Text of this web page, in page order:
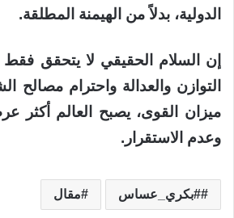
الدولية، بدلاً من الهيمنة المطلقة.
إن السلام الحقيقي لا يتحقق فقط
التوازن والعدالة واحترام مصالح
ميزان القوى، يصبح العالم أكثر
وعدم الاستقرار.
#بكري_عساس مقال